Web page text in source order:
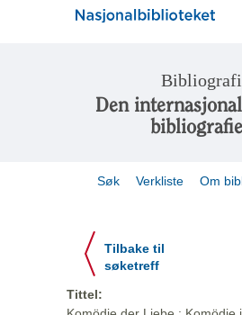
Bibliografi
Den
Søk Verkliste Om
Tilbake til
søketreff
Tittel: